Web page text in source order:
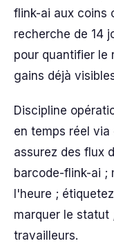
flink-ai aux coins
recherche de 14
pour quantifier le
gains déjà
Discipline
en temps réel
assurez des flux
barcode-flink-ai ;
l'heure ;
marquer le statut
travailleurs.